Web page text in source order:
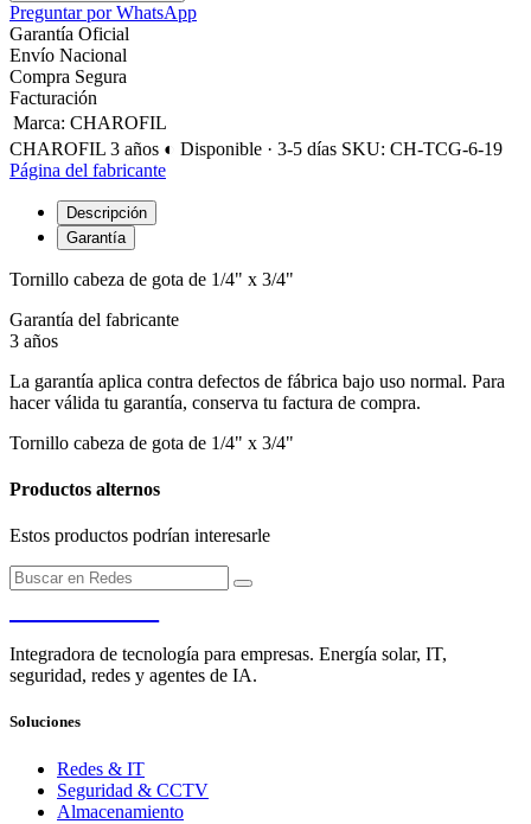
Preguntar por WhatsApp
Garantía Oficial
Envío Nacional
Compra Segura
Facturación
Marca: CHAROFIL
CHAROFIL 3 años ◐ Disponible · 3-5 días SKU: CH-TCG-6-19
Página del fabricante
Descripción
Garantía
Tornillo cabeza de gota de 1/4" x 3/4"
Garantía del fabricante
3 años
La garantía aplica contra defectos de fábrica bajo uso normal. Para
hacer válida tu garantía, conserva tu factura de compra.
Tornillo cabeza de gota de 1/4" x 3/4"
Productos alternos
Estos productos podrían interesarle
Integradora de tecnología para empresas. Energía solar, IT,
seguridad, redes y agentes de IA.
Soluciones
Redes & IT
Seguridad & CCTV
Almacenamiento